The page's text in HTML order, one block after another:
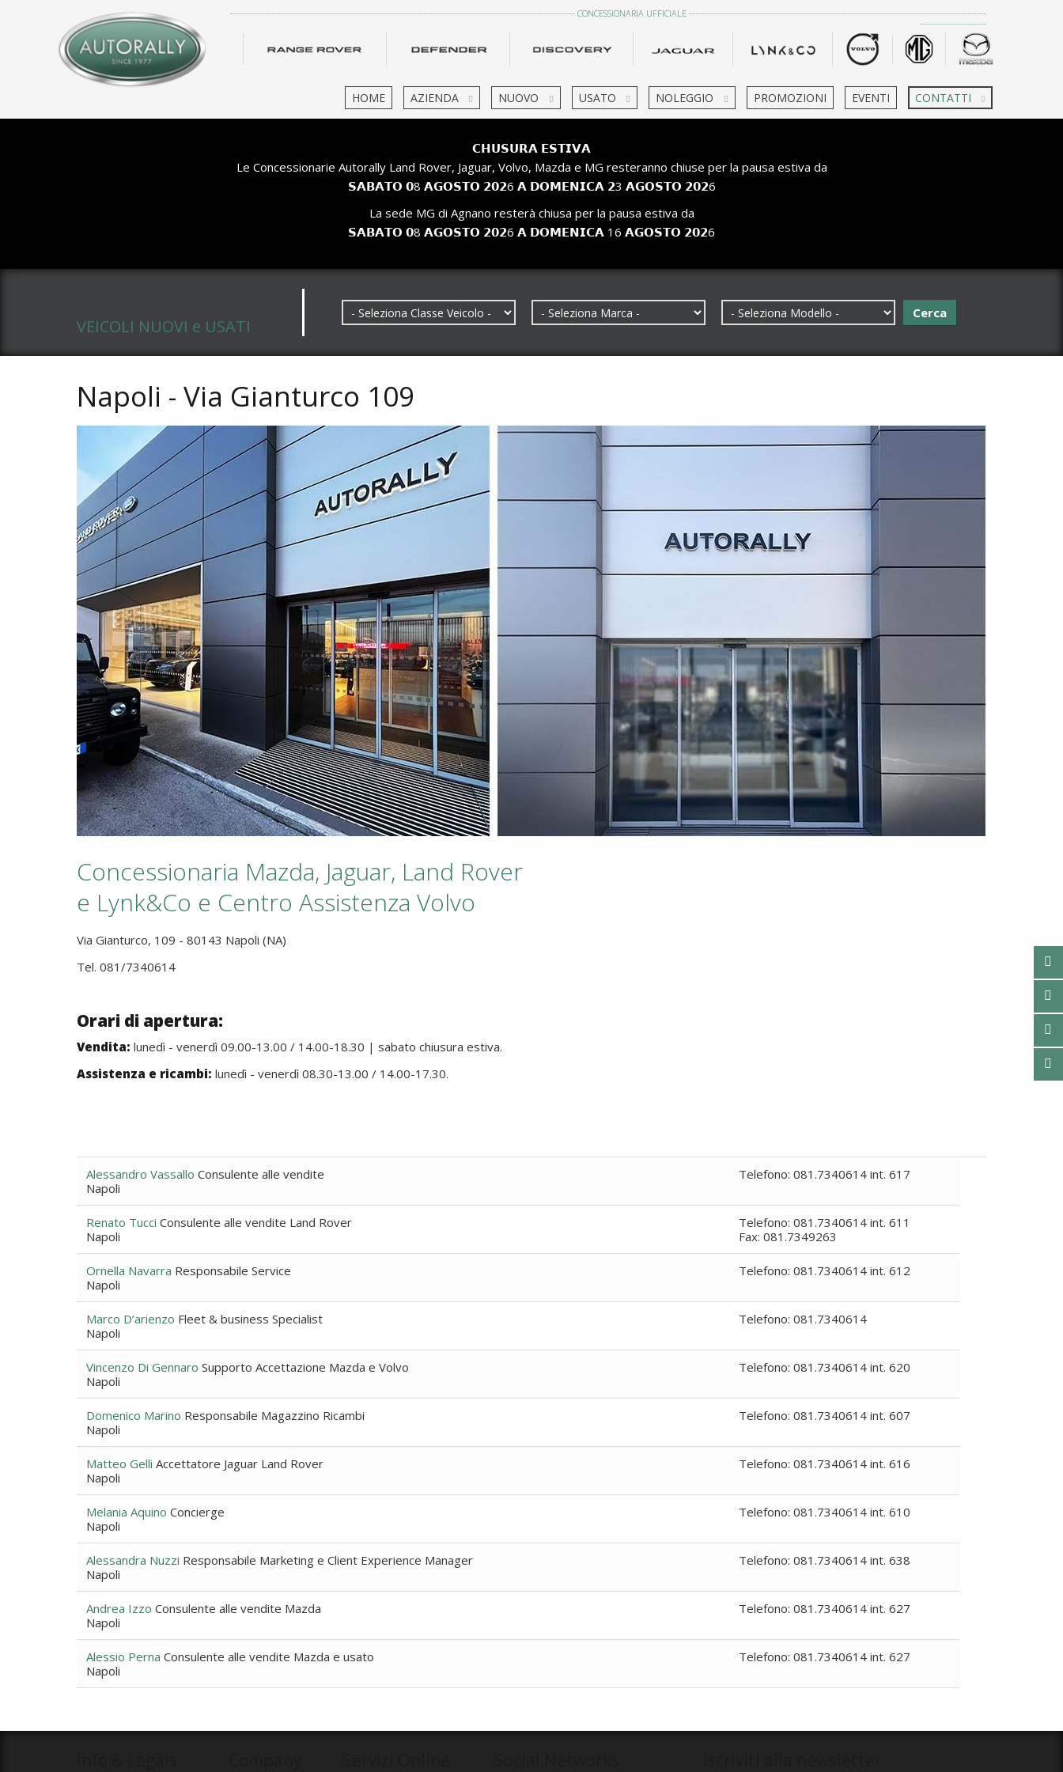
------------------------------------------------------------------------------------------------------------- CONCESSIONARIA UFFICIALE ----------------------------------------------------------------------------------------------
---------------------
HOME AZIENDA NUOVO USATO NOLEGGIO PROMOZIONI EVENTI CONTATTI
𝗖𝗛𝗨𝗦𝗨𝗥𝗔 𝗘𝗦𝗧𝗜𝗩𝗔
Le Concessionarie Autorally Land Rover, Jaguar, Volvo, Mazda e MG resteranno chiuse per la pausa estiva da
𝗦𝗔𝗕𝗔𝗧𝗢 𝟬8 𝗔𝗚𝗢𝗦𝗧𝗢 𝟮𝟬𝟮6 𝗔 𝗗𝗢𝗠𝗘𝗡𝗜𝗖𝗔 𝟮3 𝗔𝗚𝗢𝗦𝗧𝗢 𝟮𝟬𝟮6
La sede MG di Agnano resterà chiusa per la pausa estiva da
𝗦𝗔𝗕𝗔𝗧𝗢 𝟬8 𝗔𝗚𝗢𝗦𝗧𝗢 𝟮𝟬𝟮6 𝗔 𝗗𝗢𝗠𝗘𝗡𝗜𝗖𝗔 16 𝗔𝗚𝗢𝗦𝗧𝗢 𝟮𝟬𝟮6
VEICOLI NUOVI e USATI
Cerca
Napoli - Via Gianturco 109
Concessionaria Mazda, Jaguar, Land Rover
e Lynk&Co e Centro Assistenza Volvo
Via Gianturco, 109 - 80143 Napoli (NA)
Tel. 081/7340614
Orari di apertura:
Vendita: lunedì - venerdì 09.00-13.00 / 14.00-18.30 | sabato chiusura estiva.
Assistenza e ricambi: lunedì - venerdì 08.30-13.00 / 14.00-17.30.
Alessandro Vassallo Consulente alle vendite
Napoli
Telefono: 081.7340614 int. 617
Renato Tucci Consulente alle vendite Land Rover
Napoli
Telefono: 081.7340614 int. 611
Fax: 081.7349263
Ornella Navarra Responsabile Service
Napoli
Telefono: 081.7340614 int. 612
Marco D’arienzo Fleet & business Specialist
Napoli
Telefono: 081.7340614
Vincenzo Di Gennaro Supporto Accettazione Mazda e Volvo
Napoli
Telefono: 081.7340614 int. 620
Domenico Marino Responsabile Magazzino Ricambi
Napoli
Telefono: 081.7340614 int. 607
Matteo Gelli Accettatore Jaguar Land Rover
Napoli
Telefono: 081.7340614 int. 616
Melania Aquino Concierge
Napoli
Telefono: 081.7340614 int. 610
Alessandra Nuzzi Responsabile Marketing e Client Experience Manager
Napoli
Telefono: 081.7340614 int. 638
Andrea Izzo Consulente alle vendite Mazda
Napoli
Telefono: 081.7340614 int. 627
Alessio Perna Consulente alle vendite Mazda e usato
Napoli
Telefono: 081.7340614 int. 627